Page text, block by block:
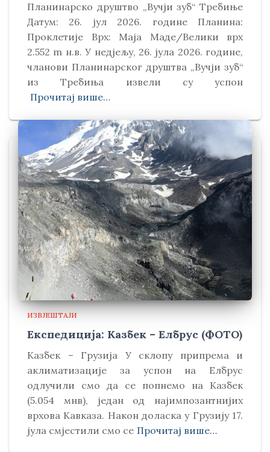
Планинарско друштво „Вучји зуб“ Требиње
Датум: 26. јул 2026. године Планина:
Проклетије Врх: Маја Маде/Велики врх
2.552 m н.в. У недјељу, 26. јула 2026. године,
чланови Планинарског друштва „Вучји зуб“
из Требиња извели су успон
Прочитај више…
ИЗВЈЕШТАЈИ
Експедиција: Казбек – Елбрус (ФОТО)
Kазбек – Грузија У склопу припрема и
аклиматизације за успон на Елбрус
одлучили смо да се попнемо на Kазбек
(5.054 мнв), један од најимпозантнијих
врхова Kавказа. Након доласка у Грузију 17.
јула смјестили смо се Прочитај више…